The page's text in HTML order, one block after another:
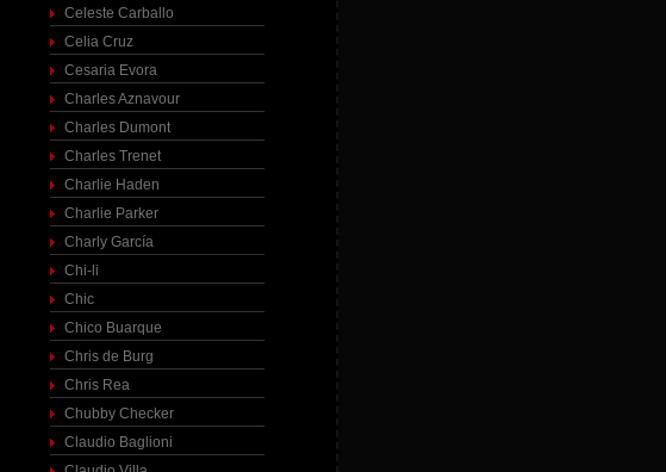
Celeste Carballo
Celia Cruz
Cesaria Evora
Charles Aznavour
Charles Dumont
Charles Trenet
Charlie Haden
Charlie Parker
Charly García
Chi-li
Chic
Chico Buarque
Chris de Burg
Chris Rea
Chubby Checker
Claudio Baglioni